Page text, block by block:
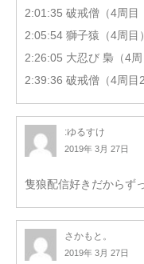
2:01:35 破戒僧（4周目
2:05:54 獅子猿（4周
2:26:05 大忍び 梟（4
2:39:36 破戒僧（4周目
:ゆるすけ
2019年 3月 27日
隻狼配信好きだからず
さかもと。
2019年 3月 27日